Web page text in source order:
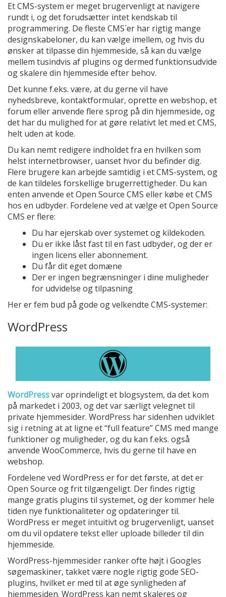
Et CMS-system er meget brugervenligt at navigere
rundt i, og det forudsætter intet kendskab til
programmering. De fleste CMS´er har rigtig mange
designskabeloner, du kan vælge imellem, og hvis du
ønsker at tilpasse din hjemmeside, så kan du vælge
mellem tusindvis af plugins og dermed funktionsudvide
og skalere din hjemmeside efter behov.
Det kunne f.eks. være, at du gerne vil have
nyhedsbreve, kontaktformular, oprette en webshop, et
forum eller anvende flere sprog på din hjemmeside, og
det har du mulighed for at gøre relativt let med et CMS,
helt uden at kode.
Du kan nemt redigere indholdet fra en hvilken som
helst internetbrowser, uanset hvor du befinder dig.
Flere brugere kan arbejde samtidig i et CMS-system, og
de kan tildeles forskellige brugerrettigheder. Du kan
enten anvende et Open Source CMS eller købe et CMS
hos en udbyder. Fordelene ved at vælge et Open Source
CMS er flere:
Du har ejerskab over systemet og kildekoden.
Du er ikke låst fast til en fast udbyder, og der er
ingen licens eller abonnement.
Du får dit eget domæne
Der er ingen begrænsninger i dine muligheder
for udvidelse og tilpasning
Her er fem bud på gode og velkendte CMS-systemer:
WordPress
WordPressvar oprindeligt et blogsystem, da det kom
på markedet i 2003, og det var særligt velegnet til
private hjemmesider. WordPress har sidenhen udviklet
sig i retning at at ligne et “full feature” CMS med mange
funktioner og muligheder, og du kan f.eks. også
anvende WooCommerce, hvis du gerne til have en
webshop.
Fordelene ved WordPress er for det første, at det er
Open Source og frit tilgængeligt. Der findes rigtig
mange gratis plugins til systemet, og der kommer hele
tiden nye funktionaliteter og opdateringer til.
WordPress er meget intuitivt og brugervenligt, uanset
om du vil opdatere tekst eller uploade billeder til din
hjemmeside.
WordPress-hjemmesider ranker ofte højt i Googles
søgemaskiner, takket være nogle rigtig gode SEO-
plugins, hvilket er med til at øge synligheden af
hjemmesiden. WordPress kan nemt skaleres og